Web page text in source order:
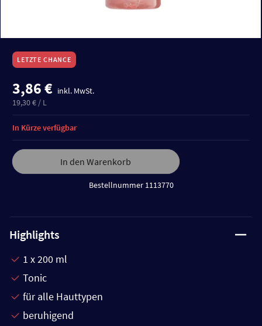
LETZTE CHANCE
3,86 € inkl. MwSt.
19,30 € / L
In den Warenkorb
Bestellnummer 1113770
In Kürze verfügbar
Highlights
1 x 200 ml
Tonic
für alle Hauttypen
beruhigend